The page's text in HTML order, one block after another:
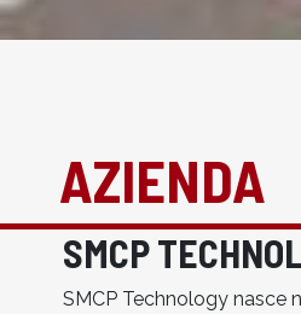
AZIENDA
SMCP
SMCP Technology nasce